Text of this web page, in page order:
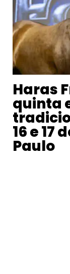
Haras
quinta
16 e 17
Paulo